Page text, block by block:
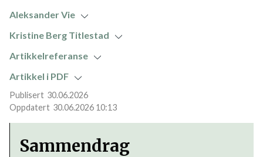
Aleksander Vie
Kristine Berg Titlestad
Artikkelreferanse
Artikkel i PDF
30.06.2026
30.06.2026 10:13
Sammendrag